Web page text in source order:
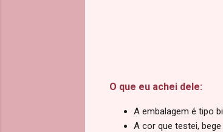
O que eu achei dele:
A embalagem é tipo
A cor que testei,